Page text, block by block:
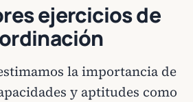
ejercicios de
la importancia de
y aptitudes como